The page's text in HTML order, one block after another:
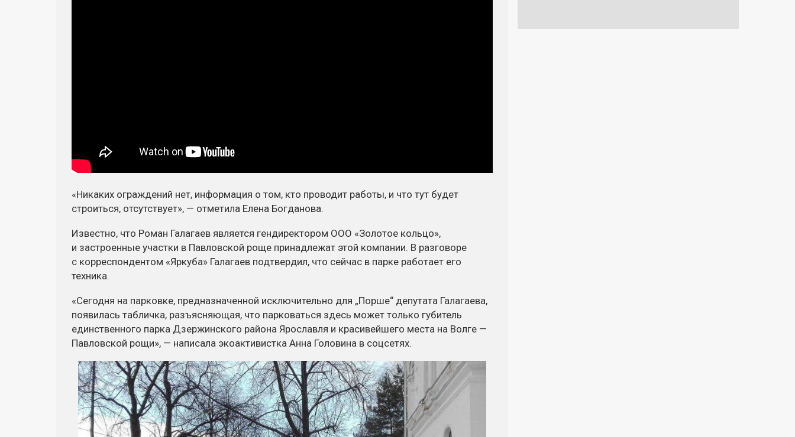
«Никаких ограждений нет, информация о том, кто проводит работы, и что тут будет
строиться, отсутствует», — отметила Елена Богданова.
Известно, что Роман Галагаев является гендиректором ООО «Золотое кольцо»,
и застроенные участки в Павловской роще принадлежат этой компании. В разговоре
с корреспондентом «Яркуба» Галагаев подтвердил, что сейчас в парке работает его
техника.
«Сегодня на парковке, предназначенной исключительно для „Порше“ депутата Галагаева,
появилась табличка, разъясняющая, что парковаться здесь может только губитель
единственного парка Дзержинского района Ярославля и красивейшего места на Волге —
Павловской рощи», — написала экоактивистка Анна Головина в соцсетях.